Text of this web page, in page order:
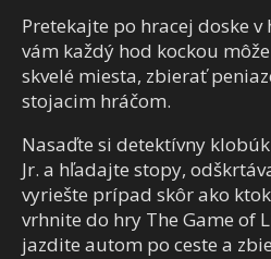
Pretekajte po hracej doske v
vám každý hod kockou
skvelé miesta, zbierať
stojacim hráčom.
Nasaďte si detektívny klobúk
Jr. a hľadajte stopy,
vyriešte prípad skôr ako
vrhnite do hry The Game of
jazdite autom po ceste a